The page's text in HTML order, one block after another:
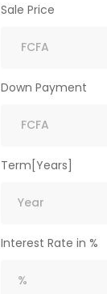
Sale Price
Down Payment
Term[Years]
Interest Rate in %